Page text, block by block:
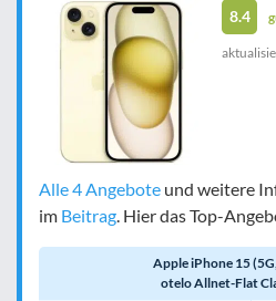
8.4
Alle 4 Angebote und weitere
im Beitrag . Hier das Top-
Apple iPhone 15
otelo Allnet-Flat